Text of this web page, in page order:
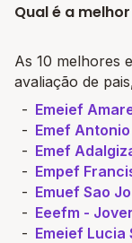
Qual é a
As 10 melhores
avaliação de
Emeief
Emef
Emef
Empef
Emuef Sao
Eeefm -
Emeief Lucia